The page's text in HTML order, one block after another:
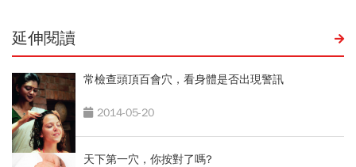
延伸閱讀
常檢查頭頂百會穴，看身體是否出現警訊
2014-05-20
天下第一穴，你按對了嗎?